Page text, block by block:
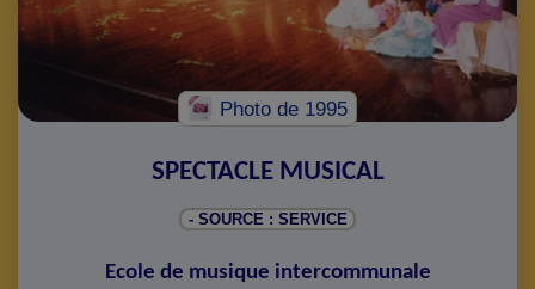
Photo de 1995
SPECTACLE MUSICAL
- SOURCE : SERVICE
Ecole de musique intercommunale